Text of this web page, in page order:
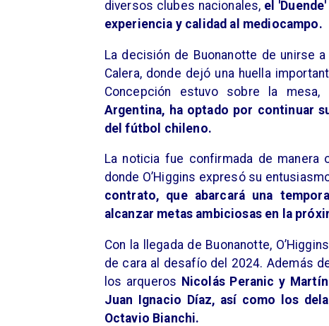
diversos clubes nacionales, el
experiencia y calidad al mediocampo.
​La decisión de Buonanotte de unirse
Calera, donde dejó una huella
Concepción estuvo sobre la mesa,
Argentina, ha optado por continuar
del fútbol chileno.
La noticia fue confirmada de
donde O’Higgins expresó su
contrato, que abarcará una
alcanzar metas ambiciosas en la
​Con la llegada de Buonanotte,
de cara al desafío del 2024. Además
los arqueros Nicolás Peranic y
Juan Ignacio Díaz, así como los
Octavio Bianchi.